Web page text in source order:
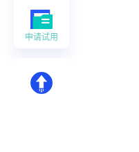
申请试用